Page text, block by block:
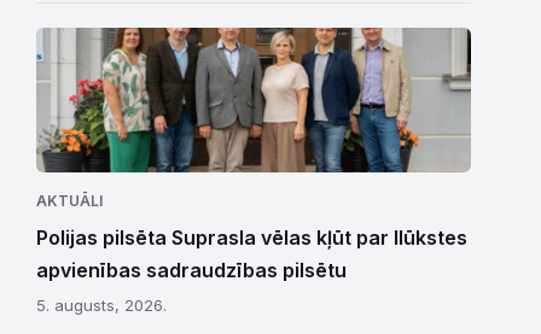
AKTUĀLI
Polijas pilsēta Suprasla vēlas kļūt par Ilūkstes
apvienības sadraudzības pilsētu
5. augusts, 2026.